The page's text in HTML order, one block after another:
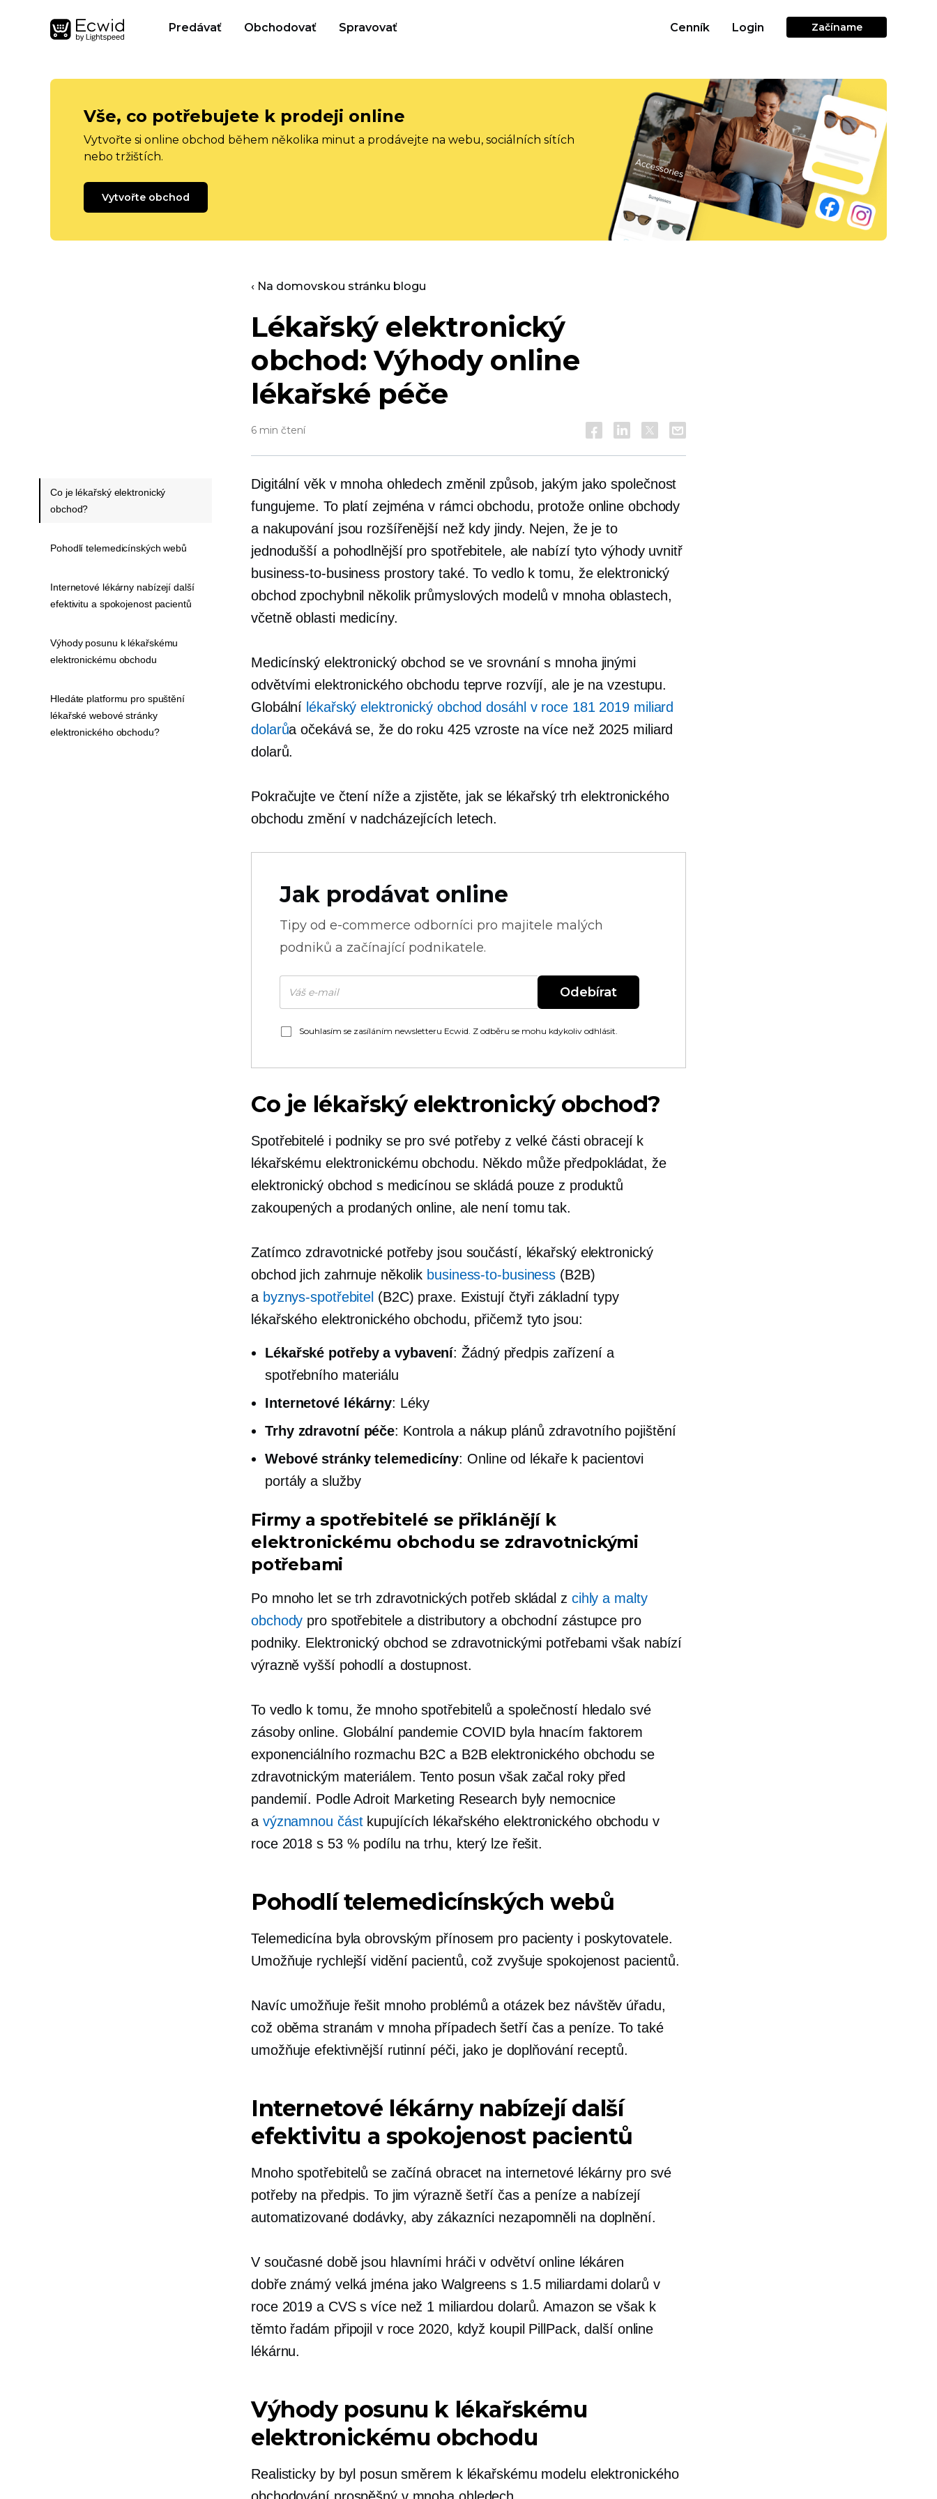
Predávať Obchodovať Spravovať Cenník Login Začíname
Vše, co potřebujete k prodeji online
Vytvořte si online obchod během několika minut a prodávejte na webu, sociálních sítích
nebo tržištích.
Vytvořte obchod
‹ Na domovskou stránku blogu
Lékařský elektronický
obchod: Výhody online
lékařské péče
6 min čtení
Digitální věk v mnoha ohledech změnil způsob, jakým jako společnost
fungujeme. To platí zejména v rámci obchodu, protože online obchody
a nakupování jsou rozšířenější než kdy jindy. Nejen, že je to
jednodušší a pohodlnější pro spotřebitele, ale nabízí tyto výhody uvnitř
business-to-business prostory také. To vedlo k tomu, že elektronický
obchod zpochybnil několik průmyslových modelů v mnoha oblastech,
včetně oblasti medicíny.
Medicínský elektronický obchod se ve srovnání s mnoha jinými
odvětvími elektronického obchodu teprve rozvíjí, ale je na vzestupu.
Globální lékařský elektronický obchod dosáhl v roce 181 2019 miliard
dolarůa očekává se, že do roku 425 vzroste na více než 2025 miliard
dolarů.
Pokračujte ve čtení níže a zjistěte, jak se lékařský trh elektronického
obchodu změní v nadcházejících letech.
Jak prodávat online
Tipy od e-commerce odborníci pro majitele malých
podniků a začínající podnikatele.
Odebírat
Souhlasím se zasíláním newsletteru Ecwid. Z odběru se mohu kdykoliv odhlásit.
Co je lékařský elektronický obchod?
Spotřebitelé i podniky se pro své potřeby z velké části obracejí k
lékařskému elektronickému obchodu. Někdo může předpokládat, že
elektronický obchod s medicínou se skládá pouze z produktů
zakoupených a prodaných online, ale není tomu tak.
Zatímco zdravotnické potřeby jsou součástí, lékařský elektronický
obchod jich zahrnuje několik business-to-business (B2B)
a byznys-spotřebitel (B2C) praxe. Existují čtyři základní typy
lékařského elektronického obchodu, přičemž tyto jsou:
Lékařské potřeby a vybavení:Žádný předpiszařízení a
spotřebního materiálu
Internetové lékárny: Léky
Trhy zdravotní péče: Kontrola a nákup plánů zdravotního pojištění
Webové stránky telemedicíny: Onlineod lékaře k pacientovi
portály a služby
Firmy a spotřebitelé se přiklánějí k
elektronickému obchodu se zdravotnickými
potřebami
Po mnoho let se trh zdravotnických potřeb skládal z cihly a malty
obchody pro spotřebitele a distributory a obchodní zástupce pro
podniky. Elektronický obchod se zdravotnickými potřebami však nabízí
výrazně vyšší pohodlí a dostupnost.
To vedlo k tomu, že mnoho spotřebitelů a společností hledalo své
zásoby online. Globální pandemie COVID byla hnacím faktorem
exponenciálního rozmachu B2C a B2B elektronického obchodu se
zdravotnickým materiálem. Tento posun však začal roky před
pandemií. Podle Adroit Marketing Research byly nemocnice
a významnou částkupujících lékařského elektronického obchodu v
roce 2018 s 53 % podílu na trhu, který lze řešit.
Pohodlí telemedicínských webů
Telemedicína byla obrovským přínosem pro pacienty i poskytovatele.
Umožňuje rychlejší vidění pacientů, což zvyšuje spokojenost pacientů.
Navíc umožňuje řešit mnoho problémů a otázek bez návštěv úřadu,
což oběma stranám v mnoha případech šetří čas a peníze. To také
umožňuje efektivnější rutinní péči, jako je doplňování receptů.
Internetové lékárny nabízejí další
efektivitu a spokojenost pacientů
Mnoho spotřebitelů se začíná obracet na internetové lékárny pro své
potřeby na předpis. To jim výrazně šetří čas a peníze a nabízejí
automatizované dodávky, aby zákazníci nezapomněli na doplnění.
V současné době jsou hlavními hráči v odvětví online lékáren
dobře známývelká jména jako Walgreens s 1.5 miliardami dolarů v
roce 2019 a CVS s více než 1 miliardou dolarů. Amazon se však k
těmto řadám připojil v roce 2020, když koupil PillPack, další online
lékárnu.
Výhody posunu k lékařskému
elektronickému obchodu
Realisticky by byl posun směrem k lékařskému modelu elektronického
Co je lékařský elektronický
obchod?
Pohodlí telemedicínských webů
Internetové lékárny nabízejí další
efektivitu a spokojenost pacientů
Výhody posunu k lékařskému
elektronickému obchodu
Hledáte platformu pro spuštění
lékařské webové stránky
elektronického obchodu?